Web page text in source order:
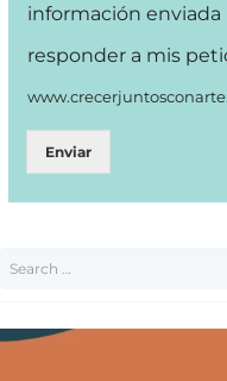
información
responder a mis
Enviar